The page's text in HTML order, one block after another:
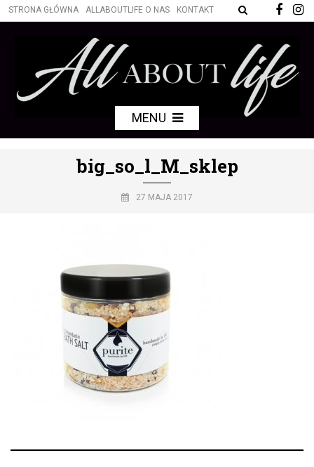
STRONA GŁÓWNA ALLABOUTLIFE O NAS KONTAKT
MENU
big_so_l_M_sklep
27 MAJA 2017